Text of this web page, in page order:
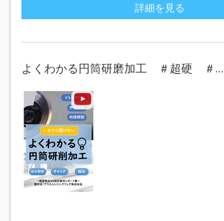
詳細を見る
よくわかる円筒研磨加工 ＃超硬 ＃…